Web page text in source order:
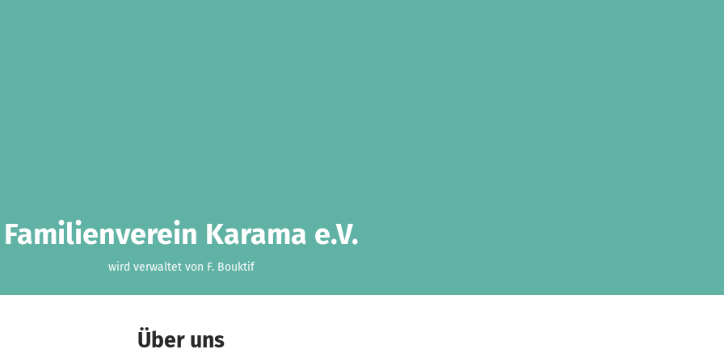
Familienverein Karama e.V.
wird verwaltet von F. Bouktif
Über uns